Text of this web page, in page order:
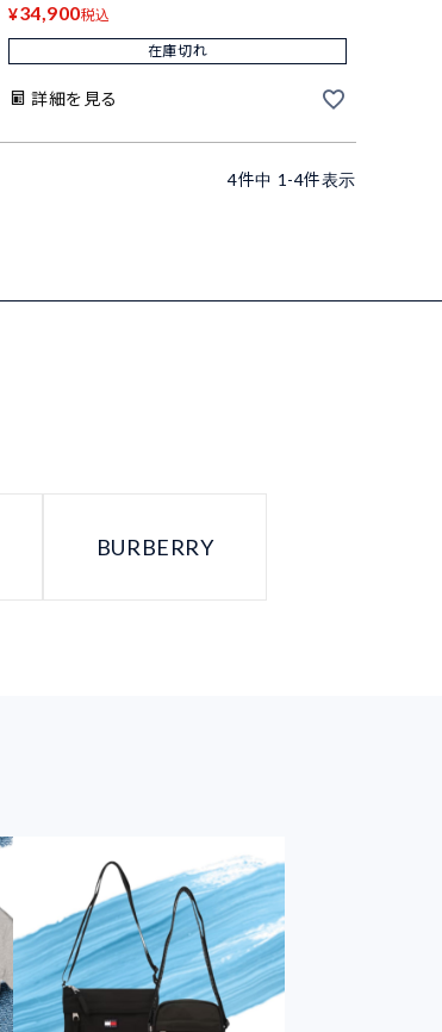
¥34,900税込
在庫切れ
詳細を見る
4件中 1 -4件表示
BURBERRY